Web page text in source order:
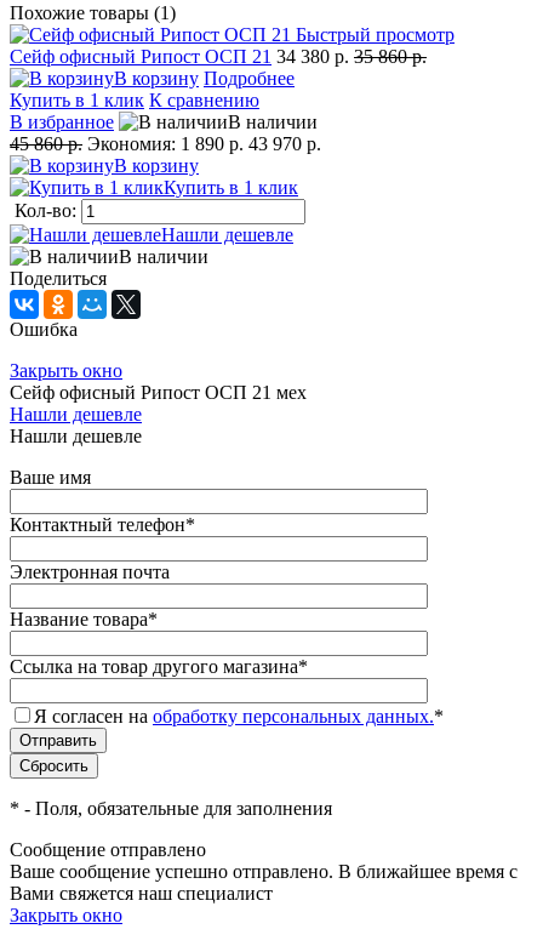
Похожие товары (1)
Быстрый просмотр
Сейф офисный Рипост ОСП 21 34 380 р. 35 860 р.
В корзину Подробнее
Купить в 1 клик К сравнению
В избранное
В наличии
45 860 р. Экономия: 1 890 р. 43 970 р.
В корзину
Купить в 1 клик
Кол-во:
Нашли дешевле
В наличии
Поделиться
Ошибка
Закрыть окно
Сейф офисный Рипост ОСП 21 мех
Нашли дешевле
Нашли дешевле
Ваше имя
Контактный телефон*
Электронная почта
Название товара*
Ссылка на товар другого магазина*
Я согласен на обработку персональных данных.*
* - Поля, обязательные для заполнения
Сообщение отправлено
Ваше сообщение успешно отправлено. В ближайшее время с
Вами свяжется наш специалист
Закрыть окно